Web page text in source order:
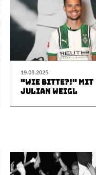
19.03.2025
"WIE BITTE?!" MIT
JULIAN WEIGL